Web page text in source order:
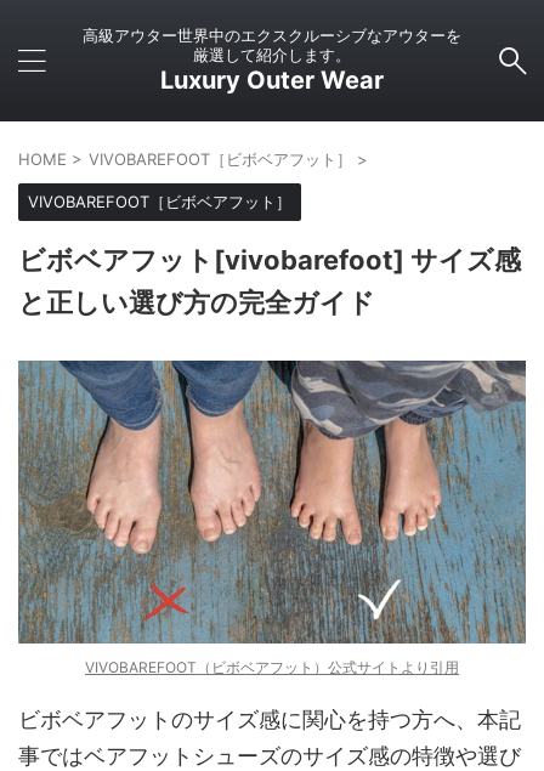
高級アウター世界中のエクスクルーシブなアウターを
厳選して紹介します。
Luxury Outer Wear
HOME > VIVOBAREFOOT［ビボベアフット］ >
VIVOBAREFOOT［ビボベアフット］
ビボベアフット[vivobarefoot] サイズ感
と正しい選び方の完全ガイド
VIVOBAREFOOT（ビボベアフット）公式サイトより引用
ビボベアフットのサイズ感に関心を持つ方へ、本記
事ではベアフットシューズのサイズ感の特徴や選び